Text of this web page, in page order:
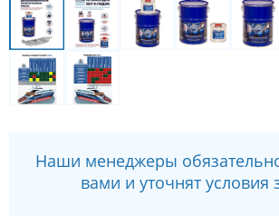
Наши менеджеры
вами и уточнят условия